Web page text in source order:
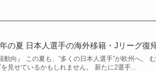
の夏 日本人選手の海外移籍・Jリーグ復
動向』 この夏も、”多くの日本人選手”が欧州へ。
見せているかもしれません。 新たに2選手...